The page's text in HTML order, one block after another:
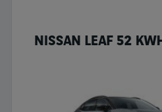
NISSAN LEAF 52